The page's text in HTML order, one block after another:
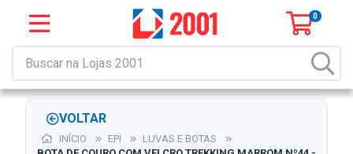
0
VOLTAR
INÍCIO EPI
LUVAS E BOTAS